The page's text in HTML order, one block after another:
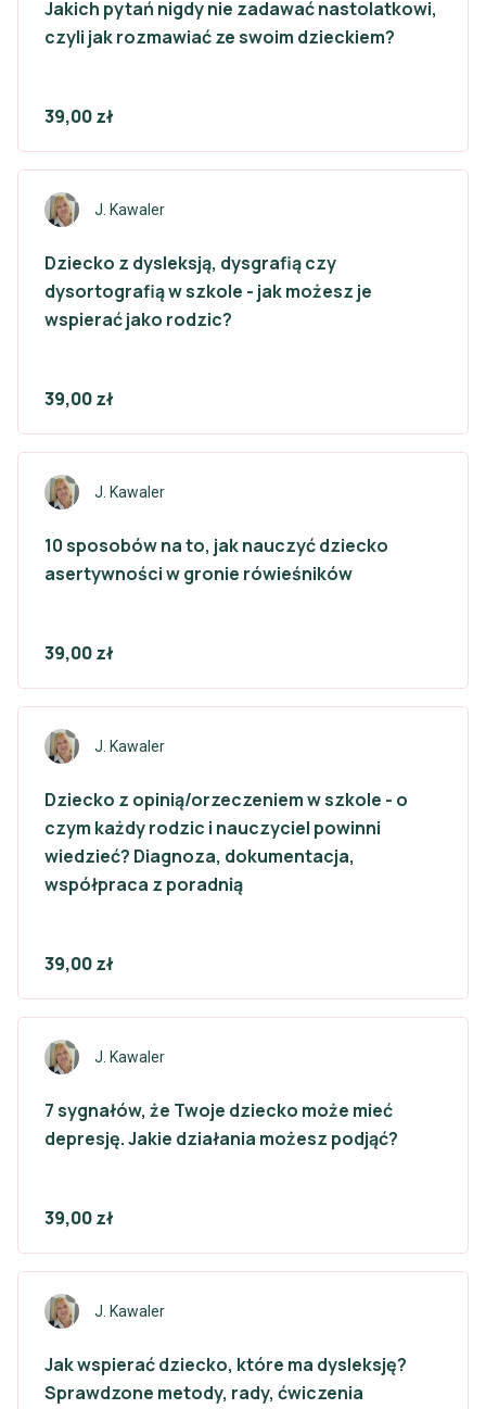
Jakich pytań nigdy nie zadawać nastolatkowi,
czyli jak rozmawiać ze swoim dzieckiem?
39,00 zł
J. Kawaler
Dziecko z dysleksją, dysgrafią czy
dysortografią w szkole - jak możesz je
wspierać jako rodzic?
39,00 zł
J. Kawaler
10 sposobów na to, jak nauczyć dziecko
asertywności w gronie rówieśników
39,00 zł
J. Kawaler
Dziecko z opinią/orzeczeniem w szkole - o
czym każdy rodzic i nauczyciel powinni
wiedzieć? Diagnoza, dokumentacja,
współpraca z poradnią
39,00 zł
J. Kawaler
7 sygnałów, że Twoje dziecko może mieć
depresję. Jakie działania możesz podjąć?
39,00 zł
J. Kawaler
Jak wspierać dziecko, które ma dysleksję?
Sprawdzone metody, rady, ćwiczenia